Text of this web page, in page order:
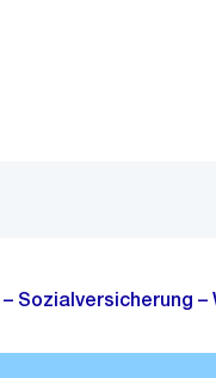
Sozialversicherung